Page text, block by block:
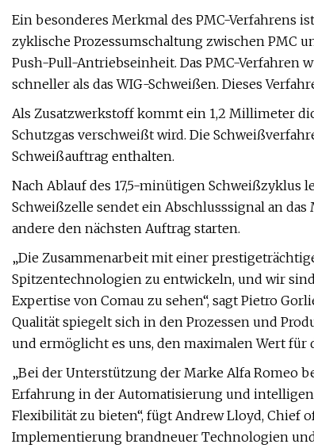
Ein besonderes Merkmal des PMC-Verfahrens
zyklische Prozessumschaltung zwischen PMC
Push-Pull-Antriebseinheit. Das PMC-Verfahren
schneller als das WIG-Schweißen. Dieses
Als Zusatzwerkstoff kommt ein 1,2 Millimeter
Schutzgas verschweißt wird. Die
Schweißauftrag enthalten.
Nach Ablauf des 17,5-minütigen Schweißzyklus
Schweißzelle sendet ein Abschlusssignal an
andere den nächsten Auftrag starten.
„Die Zusammenarbeit mit einer
Spitzentechnologien zu entwickeln, und wir
Expertise von Comau zu sehen“, sagt Pietro
Qualität spiegelt sich in den Prozessen und
und ermöglicht es uns, den maximalen Wert für
„Bei der Unterstützung der Marke Alfa Romeo
Erfahrung in der Automatisierung und
Flexibilität zu bieten“, fügt Andrew Lloyd, Chief
Implementierung brandneuer Technologien